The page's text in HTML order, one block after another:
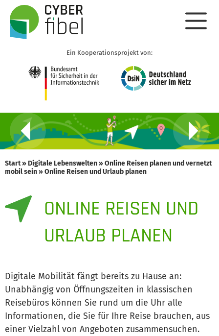
Ein Kooperationsprojekt von:
Start» Digitale Lebenswelten»Online Reisen planen und vernetzt
mobil sein»Online Reisen und Urlaub planen
ONLINE REISEN UND
URLAUB PLANEN
Digitale Mobilität fängt bereits zu Hause an:
Unabhängig von Öffnungszeiten in klassischen
Reisebüros können Sie rund um die Uhr alle
Informationen, die Sie für Ihre Reise brauchen, aus
einer Vielzahl von Angeboten zusammensuchen.